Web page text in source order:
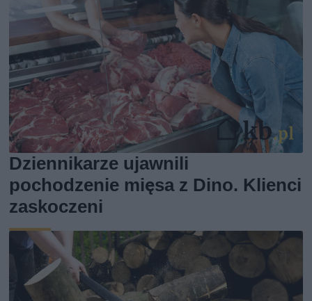
Dziennikarze ujawnili
pochodzenie mięsa z Dino. Klienci
zaskoczeni